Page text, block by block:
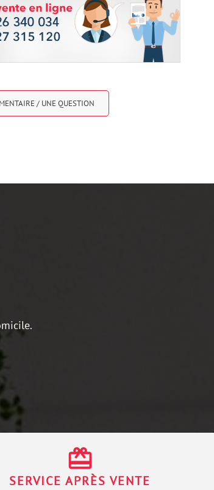
/ UNE QUESTION
redeem
SERVICE APRÈS VENTE